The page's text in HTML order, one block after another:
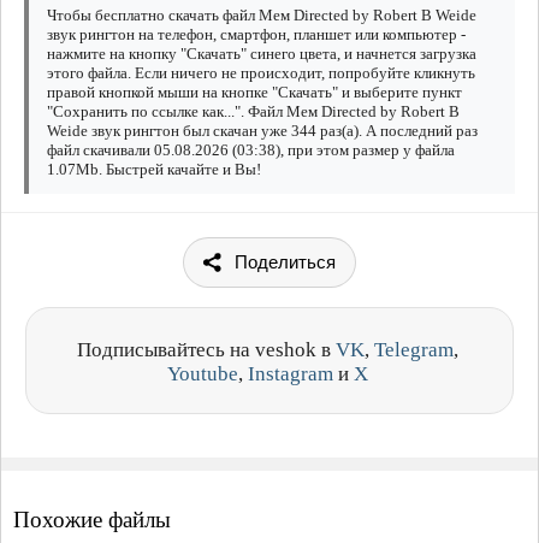
Чтобы бесплатно скачать файл Мем Directed by Robert B Weide
звук рингтон на телефон, смартфон, планшет или компьютер -
нажмите на кнопку "Скачать" синего цвета, и начнется загрузка
этого файла. Если ничего не происходит, попробуйте кликнуть
правой кнопкой мыши на кнопке "Скачать" и выберите пункт
"Сохранить по ссылке как...". Файл Мем Directed by Robert B
Weide звук рингтон был скачан уже 344 раз(а). А последний раз
файл скачивали 05.08.2026 (03:38), при этом размер у файла
1.07Mb. Быстрей качайте и Вы!
Поделиться
Подписывайтесь на veshok в VK, Telegram,
Youtube, Instagram и X
Похожие файлы